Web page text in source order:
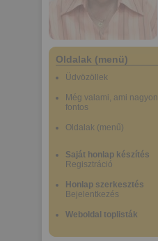
Oldalak (menü)
Üdvözöllek
Még valami, ami nagyon
fontos
Oldalak (menű)
Saját honlap készítés
Regisztráció
Honlap szerkesztés
Bejelentkezés
Weboldal toplisták